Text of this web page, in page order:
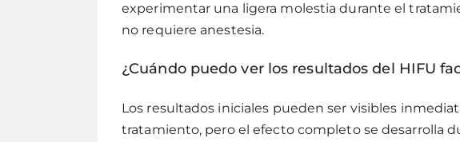
experimentar una ligera molestia durante el
no requiere anestesia.
¿Cuándo puedo ver los resultados del HIFU
Los resultados iniciales pueden ser visibles
tratamiento, pero el efecto completo se desarrolla